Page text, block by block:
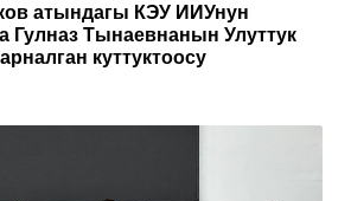
атындагы КЭУ ИИУнун
Гулназ Тынаевнанын Улуттук
куттуктоосу